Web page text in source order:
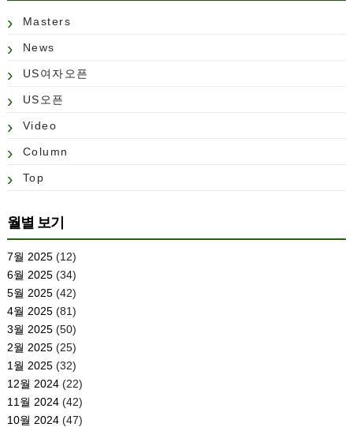
Masters
News
US여자오픈
US오픈
Video
Column
Top
월별 보기
7월 2025(12)
6월 2025(34)
5월 2025(42)
4월 2025(81)
3월 2025(50)
2월 2025(25)
1월 2025(32)
12월 2024(22)
11월 2024(42)
10월 2024(47)